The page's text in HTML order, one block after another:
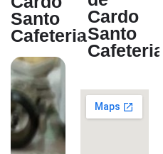
Santo
Cafeteria
Cardo
Santo
Cafeteria